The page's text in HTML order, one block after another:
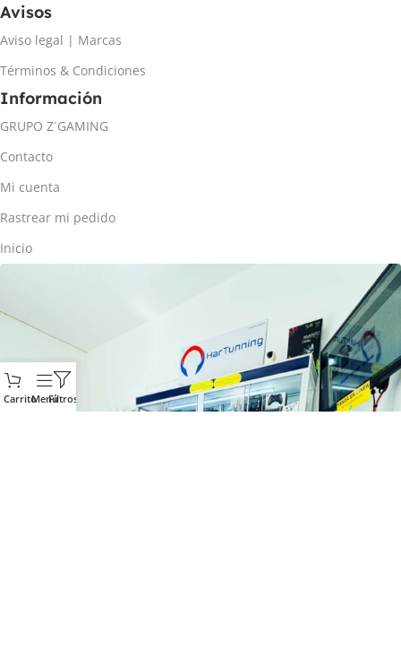
Avisos
Aviso legal | Marcas
Términos & Condiciones
Información
GRUPO Z´GAMING
Contacto
Mi cuenta
Rastrear mi pedido
Inicio
CarritoMenúFiltros